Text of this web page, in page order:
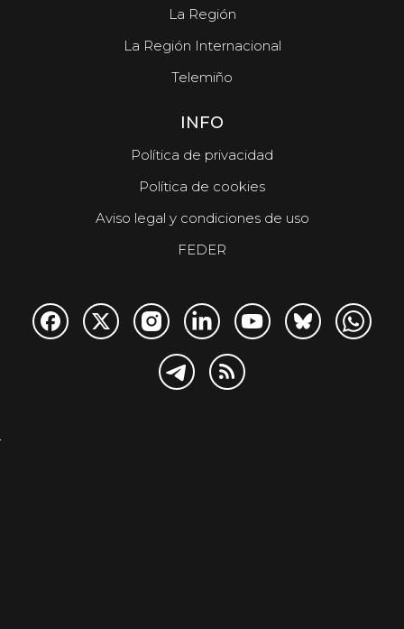
La Región
La Región Internacional
Telemiño
INFO
Política de privacidad
Política de cookies
Aviso legal y condiciones de uso
FEDER